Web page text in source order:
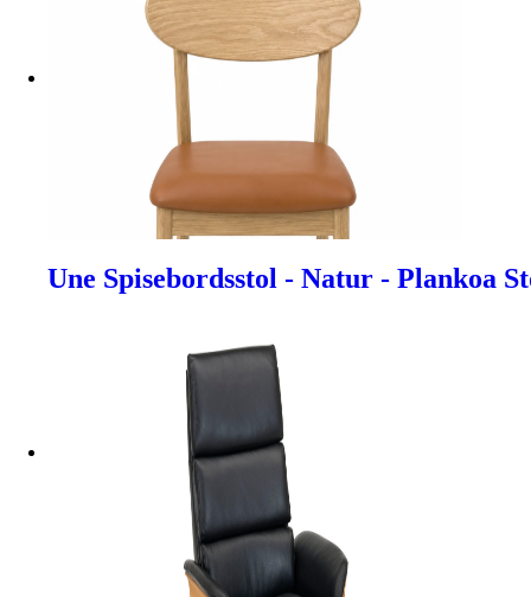
Une Spisebordsstol - Natur - Plankoa